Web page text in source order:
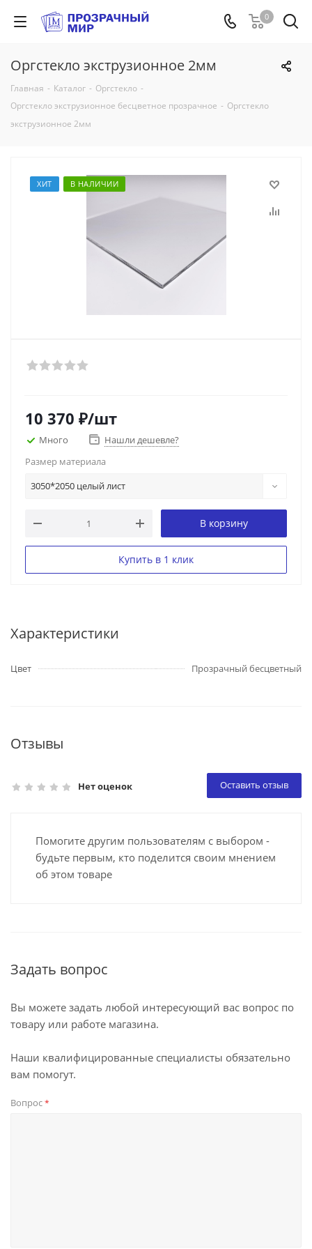
0
Оргстекло экструзионное 2мм
Главная - Каталог - Оргстекло -
Оргстекло экструзионное бесцветное прозрачное - Оргстекло
экструзионное 2мм
ХИТ В НАЛИЧИИ
10 370 ₽/шт
Много
Нашли дешевле?
Размер материала
3050*2050 целый лист
В корзину
Купить в 1 клик
Характеристики
Цвет Прозрачный бесцветный
Отзывы
Нет оценок Оставить отзыв
Помогите другим пользователям с выбором -
будьте первым, кто поделится своим мнением
об этом товаре
Задать вопрос
Вы можете задать любой интересующий вас вопрос по
товару или работе магазина.
Наши квалифицированные специалисты обязательно
вам помогут.
Вопрос*